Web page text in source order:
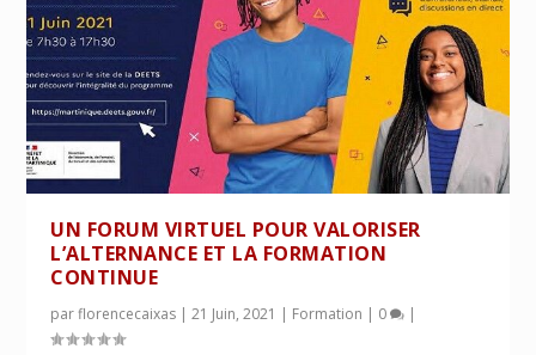
UN FORUM VIRTUEL POUR VALORISER
L’ALTERNANCE ET LA FORMATION
CONTINUE
parflorencecaixas |21 Juin, 2021 | Formation | 0 |